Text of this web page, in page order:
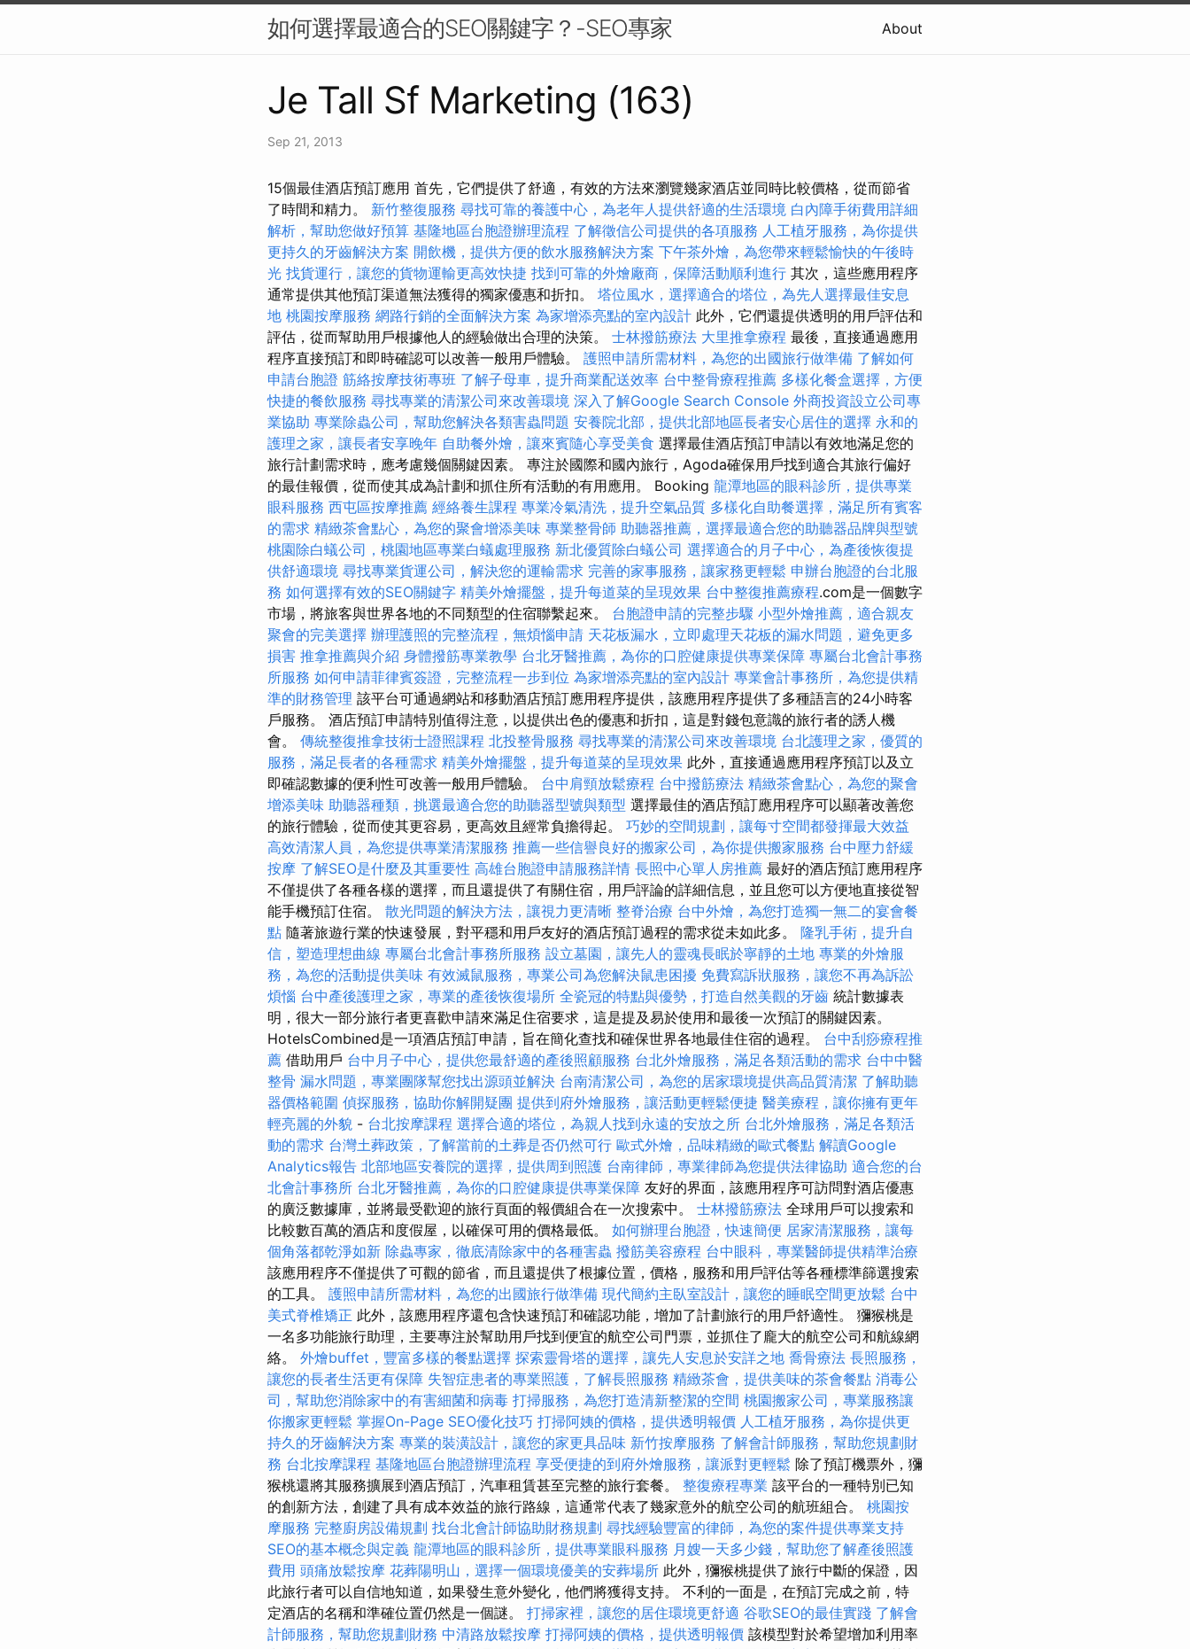
如何選擇最適合的SEO關鍵字？-SEO專家 About
Je Tall Sf Marketing (163)
Sep 21, 2013
15個最佳酒店預訂應用 首先，它們提供了舒適，有效的方法來瀏覽幾家酒店並同時比較價格，從而節省
了時間和精力。 新竹整復服務 尋找可靠的養護中心，為老年人提供舒適的生活環境 白內障手術費用詳細
解析，幫助您做好預算 基隆地區台胞證辦理流程 了解徵信公司提供的各項服務 人工植牙服務，為你提供
更持久的牙齒解決方案 開飲機，提供方便的飲水服務解決方案 下午茶外燴，為您帶來輕鬆愉快的午後時
光 找貨運行，讓您的貨物運輸更高效快捷 找到可靠的外燴廠商，保障活動順利進行 其次，這些應用程序
通常提供其他預訂渠道無法獲得的獨家優惠和折扣。 塔位風水，選擇適合的塔位，為先人選擇最佳安息
地 桃園按摩服務 網路行銷的全面解決方案 為家增添亮點的室內設計 此外，它們還提供透明的用戶評估和
評估，從而幫助用戶根據他人的經驗做出合理的決策。 士林撥筋療法 大里推拿療程 最後，直接通過應用
程序直接預訂和即時確認可以改善一般用戶體驗。 護照申請所需材料，為您的出國旅行做準備 了解如何
申請台胞證 筋絡按摩技術專班 了解子母車，提升商業配送效率 台中整骨療程推薦 多樣化餐盒選擇，方便
快捷的餐飲服務 尋找專業的清潔公司來改善環境 深入了解Google Search Console 外商投資設立公司專
業協助 專業除蟲公司，幫助您解決各類害蟲問題 安養院北部，提供北部地區長者安心居住的選擇 永和的
護理之家，讓長者安享晚年 自助餐外燴，讓來賓隨心享受美食 選擇最佳酒店預訂申請以有效地滿足您的
旅行計劃需求時，應考慮幾個關鍵因素。 專注於國際和國內旅行，Agoda確保用戶找到適合其旅行偏好
的最佳報價，從而使其成為計劃和抓住所有活動的有用應用。 Booking 龍潭地區的眼科診所，提供專業
眼科服務 西屯區按摩推薦 經絡養生課程 專業冷氣清洗，提升空氣品質 多樣化自助餐選擇，滿足所有賓客
的需求 精緻茶會點心，為您的聚會增添美味 專業整骨師 助聽器推薦，選擇最適合您的助聽器品牌與型號
桃園除白蟻公司，桃園地區專業白蟻處理服務 新北優質除白蟻公司 選擇適合的月子中心，為產後恢復提
供舒適環境 尋找專業貨運公司，解決您的運輸需求 完善的家事服務，讓家務更輕鬆 申辦台胞證的台北服
務 如何選擇有效的SEO關鍵字 精美外燴擺盤，提升每道菜的呈現效果 台中整復推薦療程.com是一個數字
市場，將旅客與世界各地的不同類型的住宿聯繫起來。 台胞證申請的完整步驟 小型外燴推薦，適合親友
聚會的完美選擇 辦理護照的完整流程，無煩惱申請 天花板漏水，立即處理天花板的漏水問題，避免更多
損害 推拿推薦與介紹 身體撥筋專業教學 台北牙醫推薦，為你的口腔健康提供專業保障 專屬台北會計事務
所服務 如何申請菲律賓簽證，完整流程一步到位 為家增添亮點的室內設計 專業會計事務所，為您提供精
準的財務管理 該平台可通過網站和移動酒店預訂應用程序提供，該應用程序提供了多種語言的24小時客
戶服務。 酒店預訂申請特別值得注意，以提供出色的優惠和折扣，這是對錢包意識的旅行者的誘人機
會。 傳統整復推拿技術士證照課程 北投整骨服務 尋找專業的清潔公司來改善環境 台北護理之家，優質的
服務，滿足長者的各種需求 精美外燴擺盤，提升每道菜的呈現效果 此外，直接通過應用程序預訂以及立
即確認數據的便利性可改善一般用戶體驗。 台中肩頸放鬆療程 台中撥筋療法 精緻茶會點心，為您的聚會
增添美味 助聽器種類，挑選最適合您的助聽器型號與類型 選擇最佳的酒店預訂應用程序可以顯著改善您
的旅行體驗，從而使其更容易，更高效且經常負擔得起。 巧妙的空間規劃，讓每寸空間都發揮最大效益
高效清潔人員，為您提供專業清潔服務 推薦一些信譽良好的搬家公司，為你提供搬家服務 台中壓力舒緩
按摩 了解SEO是什麼及其重要性 高雄台胞證申請服務詳情 長照中心單人房推薦 最好的酒店預訂應用程序
不僅提供了各種各樣的選擇，而且還提供了有關住宿，用戶評論的詳細信息，並且您可以方便地直接從智
能手機預訂住宿。 散光問題的解決方法，讓視力更清晰 整脊治療 台中外燴，為您打造獨一無二的宴會餐
點 隨著旅遊行業的快速發展，對平穩和用戶友好的酒店預訂過程的需求從未如此多。 隆乳手術，提升自
信，塑造理想曲線 專屬台北會計事務所服務 設立墓園，讓先人的靈魂長眠於寧靜的土地 專業的外燴服
務，為您的活動提供美味 有效滅鼠服務，專業公司為您解決鼠患困擾 免費寫訴狀服務，讓您不再為訴訟
煩惱 台中產後護理之家，專業的產後恢復場所 全瓷冠的特點與優勢，打造自然美觀的牙齒 統計數據表
明，很大一部分旅行者更喜歡申請來滿足住宿要求，這是提及易於使用和最後一次預訂的關鍵因素。
HotelsCombined是一項酒店預訂申請，旨在簡化查找和確保世界各地最佳住宿的過程。 台中刮痧療程推
薦 借助用戶 台中月子中心，提供您最舒適的產後照顧服務 台北外燴服務，滿足各類活動的需求 台中中醫
整骨 漏水問題，專業團隊幫您找出源頭並解決 台南清潔公司，為您的居家環境提供高品質清潔 了解助聽
器價格範圍 偵探服務，協助你解開疑團 提供到府外燴服務，讓活動更輕鬆便捷 醫美療程，讓你擁有更年
輕亮麗的外貌 - 台北按摩課程 選擇合適的塔位，為親人找到永遠的安放之所 台北外燴服務，滿足各類活
動的需求 台灣土葬政策，了解當前的土葬是否仍然可行 歐式外燴，品味精緻的歐式餐點 解讀Google
Analytics報告 北部地區安養院的選擇，提供周到照護 台南律師，專業律師為您提供法律協助 適合您的台
北會計事務所 台北牙醫推薦，為你的口腔健康提供專業保障 友好的界面，該應用程序可訪問對酒店優惠
的廣泛數據庫，並將最受歡迎的旅行頁面的報價組合在一次搜索中。 士林撥筋療法 全球用戶可以搜索和
比較數百萬的酒店和度假屋，以確保可用的價格最低。 如何辦理台胞證，快速簡便 居家清潔服務，讓每
個角落都乾淨如新 除蟲專家，徹底清除家中的各種害蟲 撥筋美容療程 台中眼科，專業醫師提供精準治療
該應用程序不僅提供了可觀的節省，而且還提供了根據位置，價格，服務和用戶評估等各種標準篩選搜索
的工具。 護照申請所需材料，為您的出國旅行做準備 現代簡約主臥室設計，讓您的睡眠空間更放鬆 台中
美式脊椎矯正 此外，該應用程序還包含快速預訂和確認功能，增加了計劃旅行的用戶舒適性。 獼猴桃是
一名多功能旅行助理，主要專注於幫助用戶找到便宜的航空公司門票，並抓住了龐大的航空公司和航線網
絡。 外燴buffet，豐富多樣的餐點選擇 探索靈骨塔的選擇，讓先人安息於安詳之地 喬骨療法 長照服務，
讓您的長者生活更有保障 失智症患者的專業照護，了解長照服務 精緻茶會，提供美味的茶會餐點 消毒公
司，幫助您消除家中的有害細菌和病毒 打掃服務，為您打造清新整潔的空間 桃園搬家公司，專業服務讓
你搬家更輕鬆 掌握On-Page SEO優化技巧 打掃阿姨的價格，提供透明報價 人工植牙服務，為你提供更
持久的牙齒解決方案 專業的裝潢設計，讓您的家更具品味 新竹按摩服務 了解會計師服務，幫助您規劃財
務 台北按摩課程 基隆地區台胞證辦理流程 享受便捷的到府外燴服務，讓派對更輕鬆 除了預訂機票外，獼
猴桃還將其服務擴展到酒店預訂，汽車租賃甚至完整的旅行套餐。 整復療程專業 該平台的一種特別已知
的創新方法，創建了具有成本效益的旅行路線，這通常代表了幾家意外的航空公司的航班組合。 桃園按
摩服務 完整廚房設備規劃 找台北會計師協助財務規劃 尋找經驗豐富的律師，為您的案件提供專業支持
SEO的基本概念與定義 龍潭地區的眼科診所，提供專業眼科服務 月嫂一天多少錢，幫助您了解產後照護
費用 頭痛放鬆按摩 花葬陽明山，選擇一個環境優美的安葬場所 此外，獼猴桃提供了旅行中斷的保證，因
此旅行者可以自信地知道，如果發生意外變化，他們將獲得支持。 不利的一面是，在預訂完成之前，特
定酒店的名稱和準確位置仍然是一個謎。 打掃家裡，讓您的居住環境更舒適 谷歌SEO的最佳實踐 了解會
計師服務，幫助您規劃財務 中清路放鬆按摩 打掃阿姨的價格，提供透明報價 該模型對於希望增加利用率